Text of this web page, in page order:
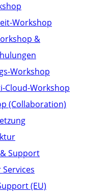
Workshop
&
Workshop
Cloud-Workshop
(Collaboration)
Support
(EU)